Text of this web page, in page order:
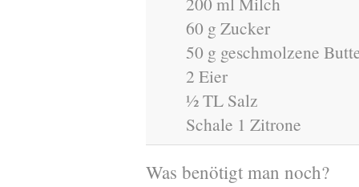
60 g Zucker
50 g geschmolzene
2 Eier
½ TL Salz
Schale 1 Zitrone
Was benötigt man noch?